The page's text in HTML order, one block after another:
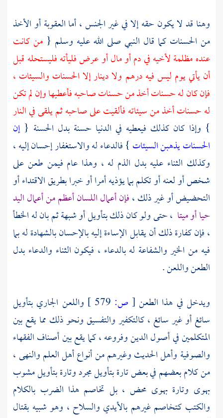
وهنا قد لا يكون حقه إلا في غير الجنس ، أما العقوبة أو الأخذ
من الحسنات كما قال النبي صلى الله عليه وسلم { من كانت
عنده مظلمة لأخيه في دم أو مال أو عرض فليأته فليستحله قبل
أن يأتي يوم ليس فيه درهم ولا دينار إلا الحسنات والسيئات ،
فإن كان له حسنات أخذ من حسنات صاحبه فأعطيها وإن لم تكن
له حسنات أخذ من سيئاته فألقيت على صاحبه ثم يلقى في النار
} وإذا كان كذلك فيعطيه في الدنيا حسنة بدل الحسنة {إن
الحسنات يذهبن السيئات } فالدعاء له والاستغفار إحسان إليه ،
وكذلك الثناء عليه بدل الذم له ، وهذا عام فيمن طعن على
شخص أو لعنه أو تكلم بما يؤذيه أمرا أو خبرا بطريق الاقتداء أو
التحضيض أو غير ذلك ،فإن أعمال اللسان أعظم من أعمال اليد
حيا أو ميتا ، حتى ولو كان ذلك بتأويل أو شبهة ثم بان له الخطأ
، فإن كفارة ذلك أن يقابل الإساءة إليه بالإحسان بالشهادة له بما
فيه من الخير والشفاعة له بالدعاء ، فيكون الثناء والدعاء بدل
الطعن واللعن .
ويدخل في هذا الطعن [ ص:
واللعن الجاري بتأويل
سائغ أو غير سائغ ، كالتكفير والتفسيق ونحو ذلك مما يقع بين
المتكلمين في أصول الدين وفروعه ، كما يقع بين أصناف الفقهاء
والصوفية وأهل الحديث وغيرهم من أنواع أهل العلم والنهى ،
من كلام بعضهم في بعض تارة بتأويل مجرد وتارة بتأويل مشوب
بهوى وتارة بهوى محض ، بل تخاصم هذا الضرب بالكلام
والكتب كتخاصم غيرهم بالأيدي والسلاح ، وهو شبيه بقتال